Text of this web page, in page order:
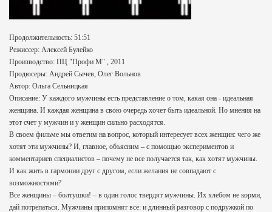
Продолжительность: 51:51
Режиссер: Алексей Булейко
Производство: ПЦ "Профи М" , 2011
Продюсеры: Андрей Сычев, Олег Вольнов
Автор: Ольга Сельницкая
Описание: У каждого мужчины есть представление о том, какая она - идеальная
женщина. И каждая женщина в свою очередь хочет быть идеальной. Но мнения на
этот счет у мужчин и у женщин сильно расходятся.
В своем фильме мы ответим на вопрос, который интересует всех женщин: чего же
хотят эти мужчины? И, главное, объясним – с помощью экспериментов и
комментариев специалистов – почему не все получается так, как хотят мужчины.
И как жить в гармонии друг с другом, если желания не совпадают с
возможностями?
Все женщины – болтушки! – в один голос твердят мужчины. Их хлебом не корми,
дай потрепаться. Мужчины припомнят все: и длинный разговор с подружкой по